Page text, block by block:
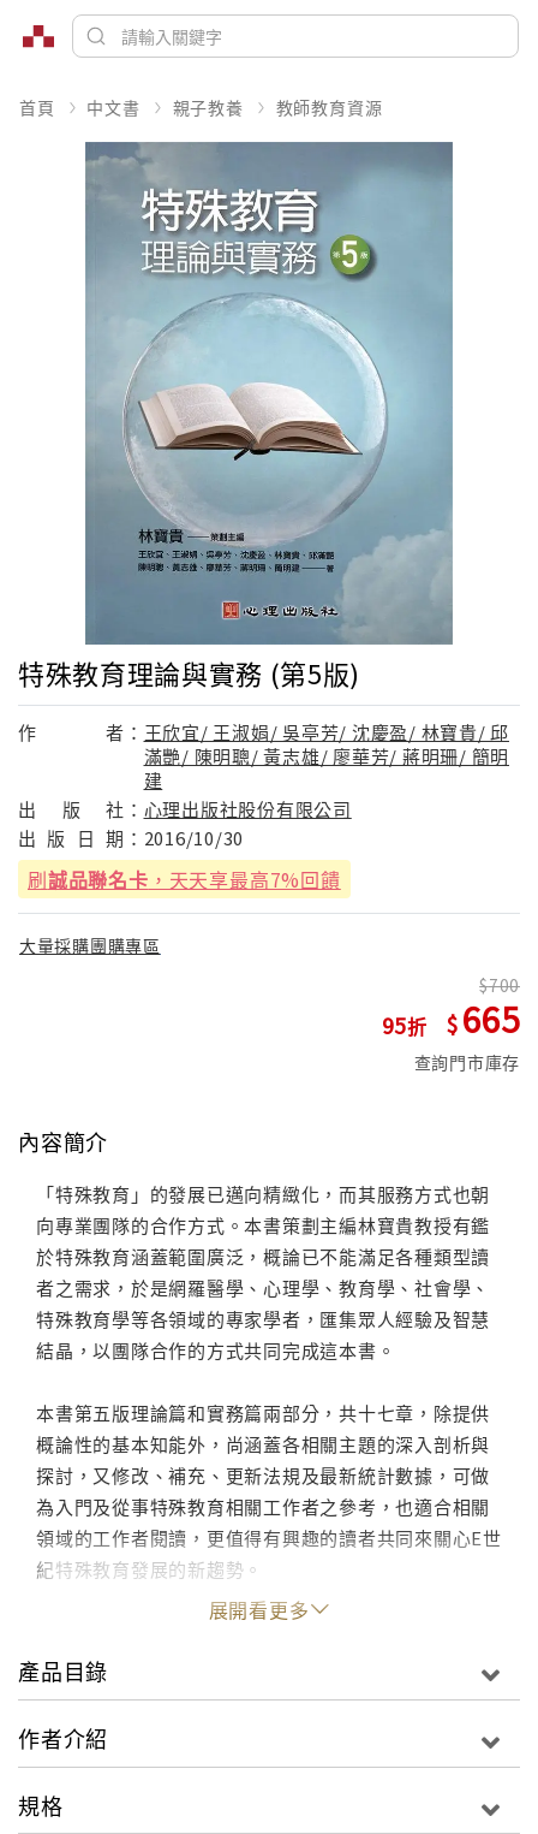
首頁 中文書 親子教養 教師教育資源
特殊教育理論與實務 (第5版)
作 者： 王欣宜/ 王淑娟/ 吳亭芳/ 沈慶盈/ 林寶貴/ 邱
滿艷/ 陳明聰/ 黃志雄/ 廖華芳/ 蔣明珊/ 簡明
建
出
版 社： 心理出版社股份有限公司
出 版 日 期： 2016/10/30
刷誠品聯名卡 ，天天享最高7%回饋
大量採購團購專區
95
700
665
查詢門市庫存
內容簡介
「特殊教育」的發展已邁向精緻化，而其服務方式也朝
向專業團隊的合作方式。本書策劃主編林寶貴教授有鑑
於特殊教育涵蓋範圍廣泛，概論已不能滿足各種類型讀
者之需求，於是網羅醫學、心理學、教育學、社會學、
特殊教育學等各領域的專家學者，匯集眾人經驗及智慧
結晶，以團隊合作的方式共同完成這本書。
本書第五版理論篇和實務篇兩部分，共十七章，除提供
概論性的基本知能外，尚涵蓋各相關主題的深入剖析與
探討，又修改、補充、更新法規及最新統計數據，可做
為入門及從事特殊教育相關工作者之參考，也適合相關
領域的工作者閱讀，更值得有興趣的讀者共同來關心E世
紀特殊教育發展的新趨勢。
展開看更多
產品目錄
作者介紹
規格